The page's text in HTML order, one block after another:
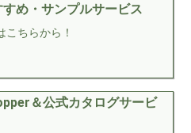
め・サンプルサービス
こちらから！
＆公式カタログサービ